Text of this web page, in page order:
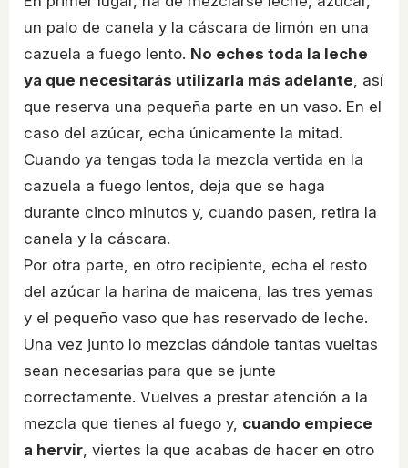
un palo de canela y la cáscara de limón en una
cazuela a fuego lento. No eches toda la leche
ya que necesitarás utilizarla más adelante, así
que reserva una pequeña parte en un vaso. En el
caso del azúcar, echa únicamente la mitad.
Cuando ya tengas toda la mezcla vertida en la
cazuela a fuego lentos, deja que se haga
durante cinco minutos y, cuando pasen, retira la
canela y la cáscara.
Por otra parte, en otro recipiente, echa el resto
del azúcar la harina de maicena, las tres yemas
y el pequeño vaso que has reservado de leche.
Una vez junto lo mezclas dándole tantas vueltas
sean necesarias para que se junte
correctamente. Vuelves a prestar atención a la
mezcla que tienes al fuego y, cuando empiece
a hervir, viertes la que acabas de hacer en otro